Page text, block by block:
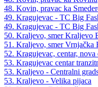
48. Kovin, pravac ka
49. Kragujevac - TC Big
49. Kragujevac - TC Big
50. Kraljevo, smer Kraljevo
51. Kraljevo, smer Vrnjačka
52. Kragujevac, centar, nova
53. Kragujevac centar
53. Kraljevo - Centralni
53. Kraljevo - Velika pijaca